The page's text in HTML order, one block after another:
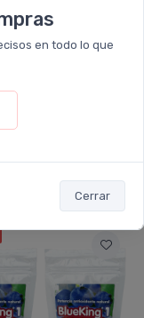
en todo lo que
Cerrar
Blueking